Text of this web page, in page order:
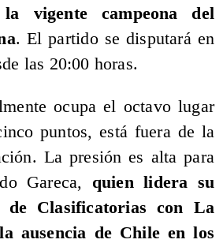
vigente campeona del
. El partido se disputará en
las 20:00 horas.
ocupa el octavo lugar
puntos, está fuera de la
La presión es alta para
Gareca, quien lidera su
de Clasificatorias con La
ausencia de Chile en los